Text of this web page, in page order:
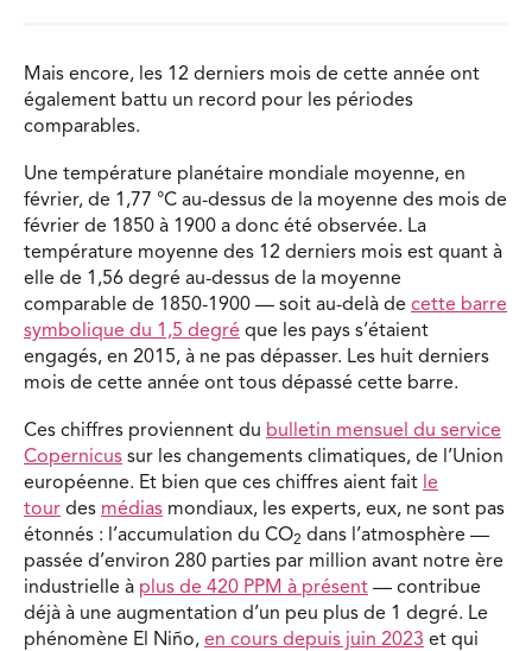
Mais encore, les 12 derniers mois de cette année ont
également battu un record pour les périodes
comparables.
Une température planétaire mondiale moyenne, en
février, de 1,77 °C au-dessus de la moyenne des mois de
février de 1850 à 1900 a donc été observée. La
température moyenne des 12 derniers mois est quant à
elle de 1,56 degré au-dessus de la moyenne
comparable de 1850-1900 — soit au-delà de cette barre
symbolique du 1,5 degré que les pays s’étaient
engagés, en 2015, à ne pas dépasser. Les huit derniers
mois de cette année ont tous dépassé cette barre.
Ces chiffres proviennent du bulletin mensuel du service
Copernicus sur les changements climatiques, de l’Union
européenne. Et bien que ces chiffres aient fait le
tour des médias mondiaux, les experts, eux, ne sont pas
étonnés : l’accumulation du CO2 dans l’atmosphère —
passée d’environ 280 parties par million avant notre ère
industrielle à plus de 420 PPM à présent — contribue
déjà à une augmentation d’un peu plus de 1 degré. Le
phénomène El Niño, en cours depuis juin 2023 et qui